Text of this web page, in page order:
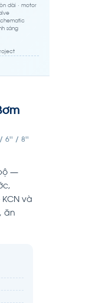
dài · motor
sáng
/ 6'' / 8''
—
và
ăn